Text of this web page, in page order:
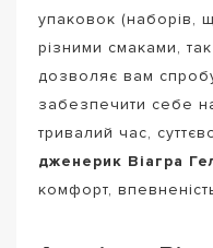
упаковок (наборів,
різними смаками,
дозволяє вам
забезпечити себе
тривалий час,
дженерик Віагра
комфорт,